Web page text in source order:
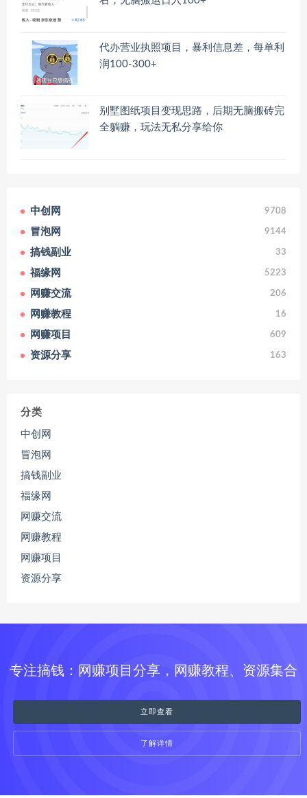
代办营业执照项目，暴利信息差，每单利
润100-300+
别墅图纸项目变现思路，后期无脑搬砖完
全躺赚，玩法无私分享给你
中创网 9708
冒泡网 9144
搞钱副业 33
福缘网 5223
网赚交流 206
网赚教程 16
网赚项目 609
资源分享 163
分类
中创网
冒泡网
搞钱副业
福缘网
网赚交流
网赚教程
网赚项目
资源分享
专注搞钱：网赚项目分享，网赚教程、资源集合
立即查看
了解详情